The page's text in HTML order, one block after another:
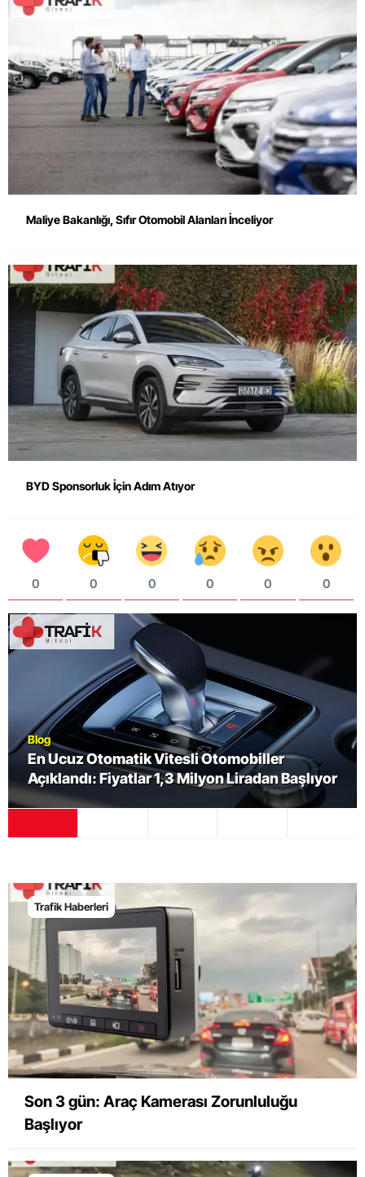
Maliye Bakanlığı, Sıfır Otomobil Alanları İnceliyor
BYD Sponsorluk İçin Adım Atıyor
0 0 0 0 0 0
Başlıyor
Blog
"Hurda araç sahiplerine verilen
sefer teşvik bulunmuyor"
Trafik Haberleri
Son 3 gün: Araç Kamerası Zorunluluğu
Başlıyor